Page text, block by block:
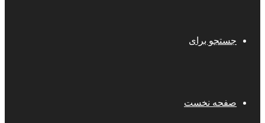
جستجو برای
صفحه نخست